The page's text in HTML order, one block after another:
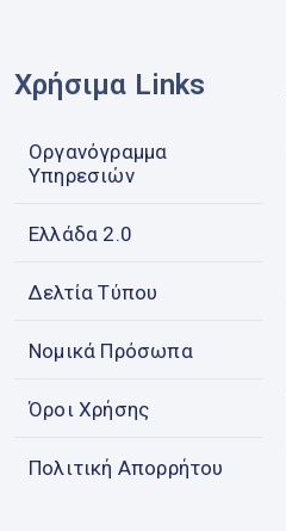
Χρήσιμα Links
Οργανόγραμμα
Υπηρεσιών
Ελλάδα 2.0
Δελτία Τύπου
Νομικά Πρόσωπα
Όροι Χρήσης
Πολιτική Απορρήτου